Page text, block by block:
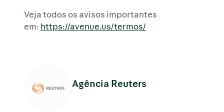
Veja todos os avisos importantes
em: https://avenue.us/termos/
Agência Reuters